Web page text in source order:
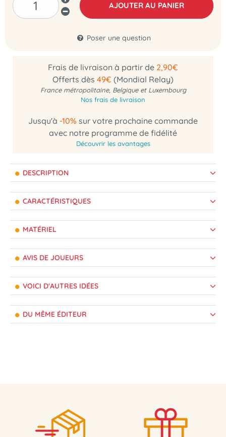
AJOUTER AU PANIER
Poser une question
Frais de livraison à partir de 2,90€
Offerts dès 49€ (Mondial Relay)
France métropolitaine, Belgique et Luxembourg
Nos frais de livraison
Jusqu'à -10% sur votre prochaine commande
avec notre programme de fidélité
Découvrir les avantages
DESCRIPTION
CARACTÉRISTIQUES
MATÉRIEL
AVIS DE JOUEURS
VOICI D'AUTRES IDÉES
DU MÊME ÉDITEUR